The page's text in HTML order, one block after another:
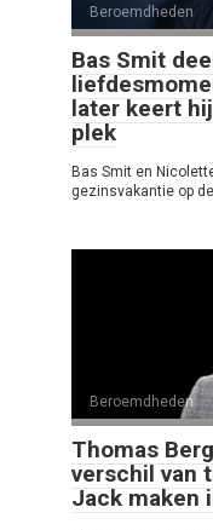
Beroemdheden
Bas Smit
later keert
plek
Bas Smit en
gezinsvakantie op
Beroemdheden
Thomas
verschil van
Jack maken